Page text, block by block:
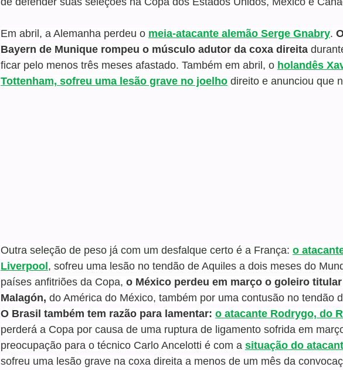
Em abril, a Alemanha perdeu o meia-atacante alemão Serge Gnabry.
Bayern de Munique rompeu o músculo adutor da coxa direita
ficar pelo menos três meses afastado. Também em abril, o holandês
Tottenham, sofreu uma lesão grave no joelho direito e anunciou que
Outra seleção de peso já com um desfalque certo é a França: o
Liverpool, sofreu uma lesão no tendão de Aquiles a dois meses do
países anfitriões da Copa, o México perdeu em março o goleiro
Malagón, do América do México, também por uma contusão no tendão
O Brasil também tem razão para lamentar: o atacante Rodrygo, do
perderá a Copa por causa de uma ruptura de ligamento sofrida em
preocupação para o técnico Carlo Ancelotti é com a situação do
sofreu uma lesão grave na coxa direita a menos de um mês da